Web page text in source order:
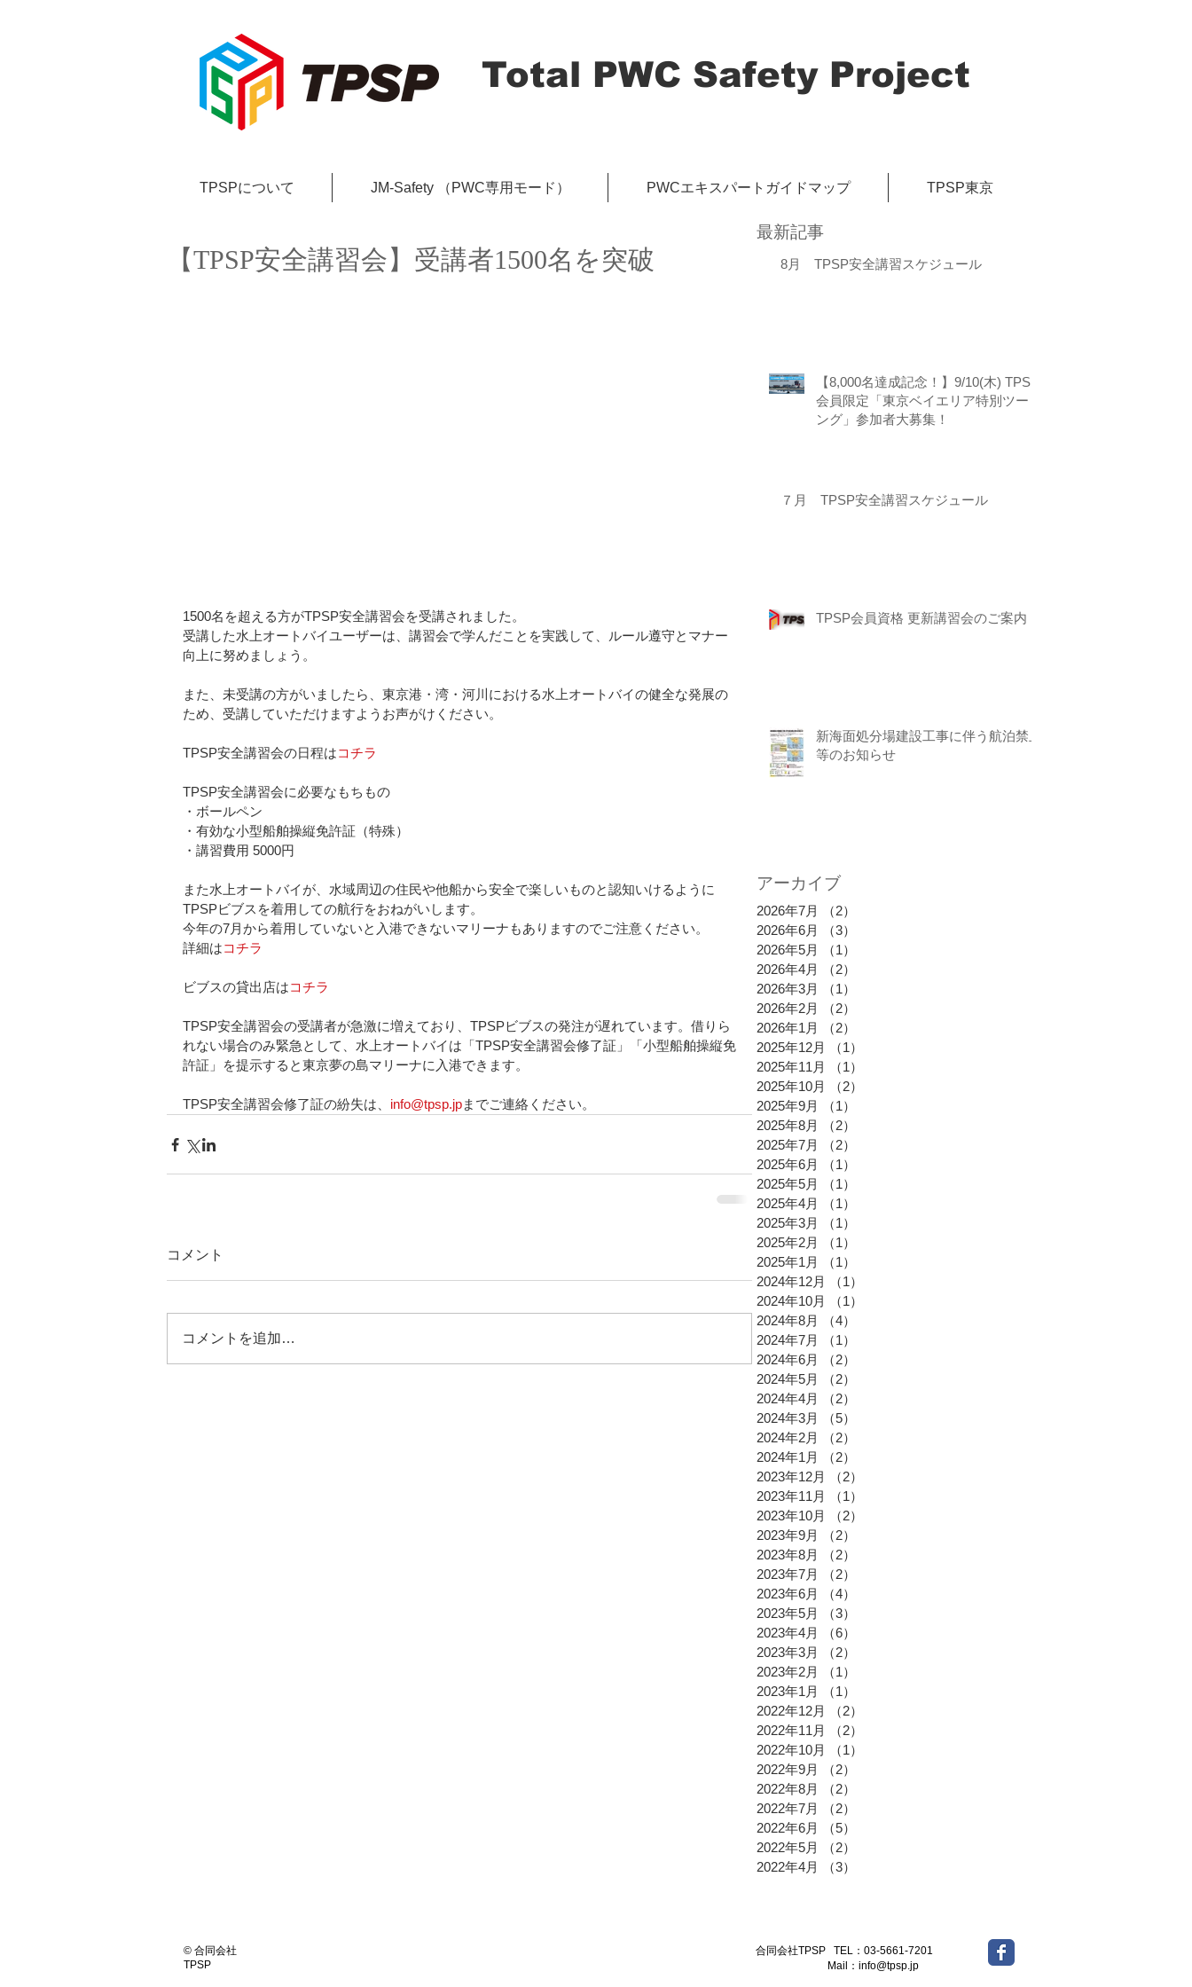
Total PWC Safety Project
TPSPについて JM-Safety （PWC専用モード） PWCエキスパートガイドマップ TPSP東京
【TPSP安全講習会】受講者1500名を突破
1500名を超える方がTPSP安全講習会を受講されました。
受講した水上オートバイユーザーは、講習会で学んだことを実践して、ルール遵守とマナー
向上に努めましょう。
また、未受講の方がいましたら、東京港・湾・河川における水上オートバイの健全な発展の
ため、受講していただけますようお声がけください。
TPSP安全講習会の日程はコチラ
TPSP安全講習会に必要なもちもの
・ボールペン
・有効な小型船舶操縦免許証（特殊）
・講習費用 5000円
また水上オートバイが、水域周辺の住民や他船から安全で楽しいものと認知いけるように
TPSPビブスを着用しての航行をおねがいします。
今年の7月から着用していないと入港できないマリーナもありますのでご注意ください。
詳細はコチラ
ビブスの貸出店はコチラ
TPSP安全講習会の受講者が急激に増えており、TPSPビブスの発注が遅れています。借りら
れない場合のみ緊急として、水上オートバイは「TPSP安全講習会修了証」「小型船舶操縦免
許証」を提示すると東京夢の島マリーナに入港できます。
TPSP安全講習会修了証の紛失は、 info@tpsp.jpまでご連絡ください。
コメント
コメントを追加…
最新記事
8月 TPSP安全講習スケジュール
【8,000名達成記念！】9/10(木) TPSP
会員限定「東京ベイエリア特別ツーリ
ング」参加者大募集！
７月 TPSP安全講習スケジュール
TPSP会員資格 更新講習会のご案内
新海面処分場建設工事に伴う航泊禁止
等のお知らせ
アーカイブ
2026年7月 （2）
2026年6月
（3）
2026年5月
（1）
2026年4月
（2）
2026年3月
（1）
2026年2月
（2）
2026年1月
（2）
2025年12月
（1）
2025年11月
（1）
2025年10月
（2）
2025年9月
（1）
2025年8月
（2）
2025年7月
（2）
2025年6月
（1）
2025年5月
（1）
2025年4月
（1）
2025年3月
（1）
2025年2月
（1）
2025年1月
（1）
2024年12月
（1）
2024年10月
（1）
2024年8月
（4）
2024年7月
（1）
2024年6月
（2）
2024年5月
（2）
2024年4月
（2）
2024年3月
（5）
2024年2月
（2）
2024年1月
（2）
2023年12月
（2）
2023年11月
（1）
2023年10月
（2）
2023年9月
（2）
2023年8月
（2）
2023年7月
（2）
2023年6月
（4）
2023年5月
（3）
2023年4月
（6）
2023年3月
（2）
2023年2月
（1）
2023年1月
（1）
2022年12月
（2）
2022年11月
（2）
2022年10月
（1）
2022年9月
（2）
2022年8月
（2）
2022年7月
（2）
2022年6月
（5）
2022年5月
（2）
2022年4月
（3）
© 合同会社
TPSP
合同会社TPSP TEL：03-5661-7201
Mail： info@tpsp.jp